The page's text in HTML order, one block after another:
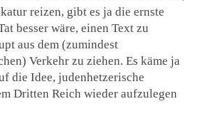
reizen, gibt es ja die ernste
besser wäre, einen Text zu
aus dem (zumindest
Verkehr zu ziehen. Es käme ja
die Idee, judenhetzerische
Dritten Reich wieder aufzulegen